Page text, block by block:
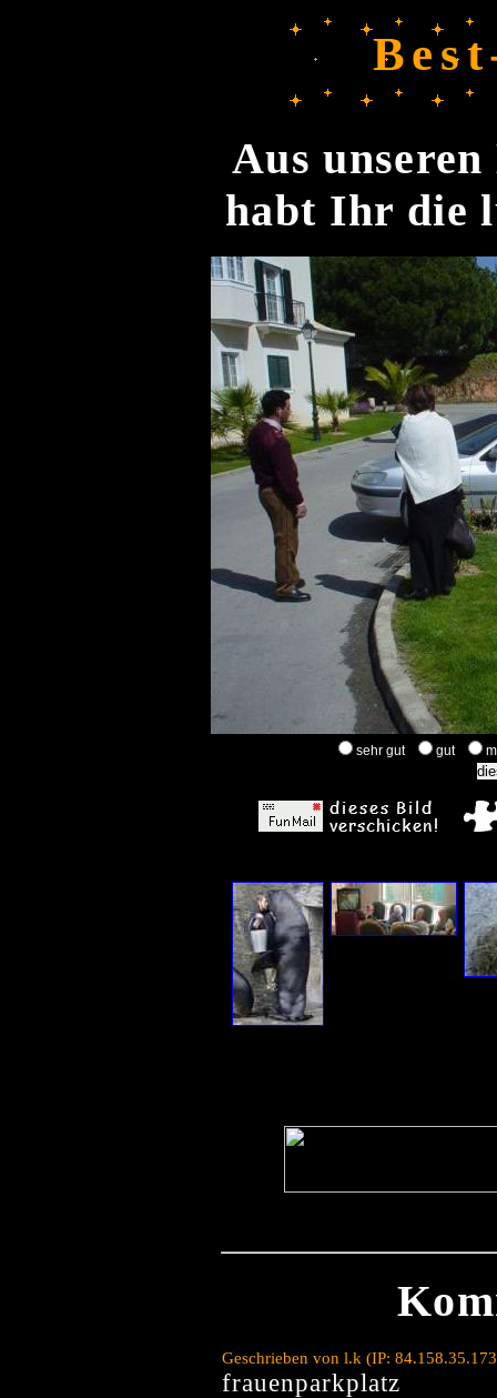
Aus
habt Ihr die
sehr gut gut
Geschrieben von l.k (IP:
frauenparkplatz